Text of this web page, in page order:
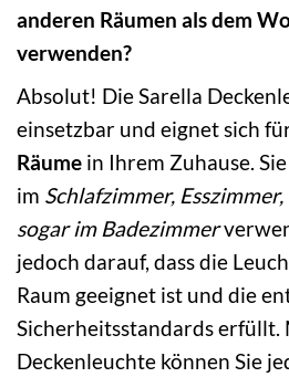
anderen Räumen als dem
verwenden?
Absolut! Die Sarella
einsetzbar und eignet sich
Räume in Ihrem Zuhause.
im Schlafzimmer,
sogar im Badezimmer
jedoch darauf, dass die
Raum geeignet ist und die
Sicherheitsstandards erfüllt.
Deckenleuchte können Sie